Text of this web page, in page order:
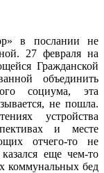
в послании не
27 февраля на
Гражданской
объединить
социума, эта
не пошла.
устройства
и месте
отчего-то не
еще чем-то
коммунальных бед